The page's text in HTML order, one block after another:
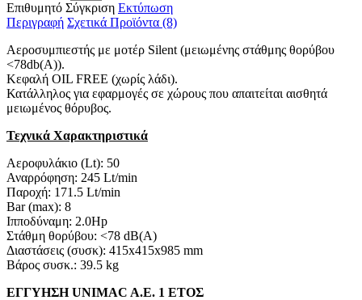
Επιθυμητό Σύγκριση Εκτύπωση
Περιγραφή Σχετικά Προϊόντα (8)
Αεροσυμπιεστής με μοτέρ Silent (μειωμένης στάθμης θορύβου
<78db(A)).
Κεφαλή OIL FREE (χωρίς λάδι).
Κατάλληλος για εφαρμογές σε χώρους που απαιτείται αισθητά
μειωμένος θόρυβος.
Τεχνικά Χαρακτηριστικά
Αεροφυλάκιο (Lt): 50
Αναρρόφηση: 245 Lt/min
Παροχή: 171.5 Lt/min
Bar (max): 8
Ιπποδύναμη: 2.0Hp
Στάθμη θορύβου: <78 dB(A)
Διαστάσεις (συσκ): 415x415x985 mm
Βάρος συσκ.: 39.5 kg
ΕΓΓΥΗΣΗ UNIMAC A.E. 1 ΕΤΟΣ